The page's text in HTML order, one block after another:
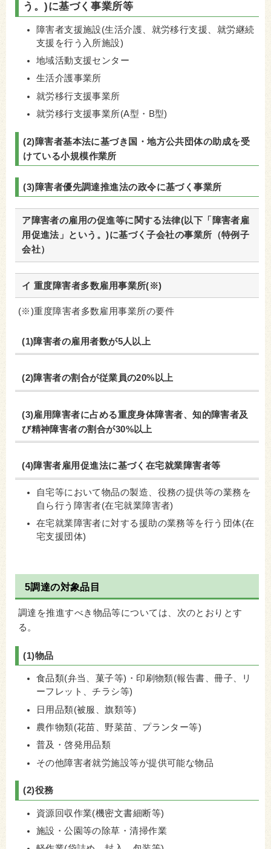
う。)に基づく事業所等
障害者支援施設(生活介護、就労移行支援、就労継続
支援を行う入所施設)
地域活動支援センター
生活介護事業所
就労移行支援事業所
就労移行支援事業所(A型・B型)
(2)障害者基本法に基づき国・地方公共団体の助成を受
けている小規模作業所
(3)障害者優先調達推進法の政令に基づく事業所
ア障害者の雇用の促進等に関する法律(以下「障害者雇
用促進法」という。)に基づく子会社の事業所（特例子
会社）
イ 重度障害者多数雇用事業所(※)
(※)重度障害者多数雇用事業所の要件
(1)障害者の雇用者数が5人以上
(2)障害者の割合が従業員の20%以上
(3)雇用障害者に占める重度身体障害者、知的障害者及
び精神障害者の割合が30%以上
(4)障害者雇用促進法に基づく在宅就業障害者等
自宅等において物品の製造、役務の提供等の業務を
自ら行う障害者(在宅就業障害者)
在宅就業障害者に対する援助の業務等を行う団体(在
宅支援団体)
5調達の対象品目
調達を推進すべき物品等については、次のとおりとす
る。
(1)物品
食品類(弁当、菓子等)・印刷物類(報告書、冊子、リ
ーフレット、チラシ等)
日用品類(被服、旗類等)
農作物類(花苗、野菜苗、プランター等)
普及・啓発用品類
その他障害者就労施設等が提供可能な物品
(2)役務
資源回収作業(機密文書細断等)
施設・公園等の除草・清掃作業